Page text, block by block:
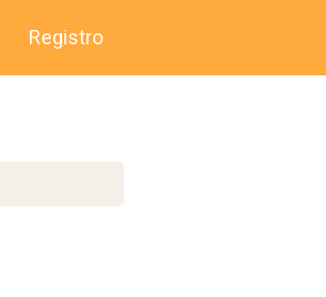
Registro